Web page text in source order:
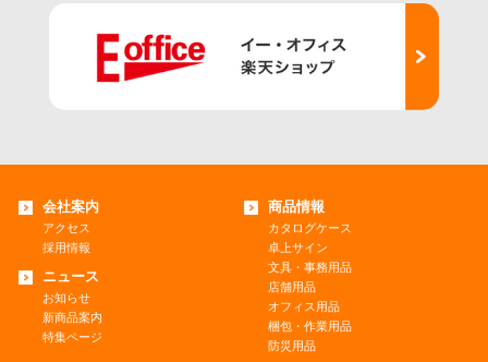
会社案内
アクセス
採用情報
ニュース
お知らせ
新商品案内
特集ページ
商品情報
カタログケース
卓上サイン
文具・事務用品
店舗用品
オフィス用品
梱包・作業用品
防災用品